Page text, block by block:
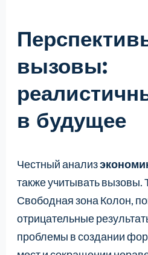
вызовы:
в будущее
Честный анализ
также учитывать вызовы.
Свободная зона Колон,
отрицательные
проблемы в создании